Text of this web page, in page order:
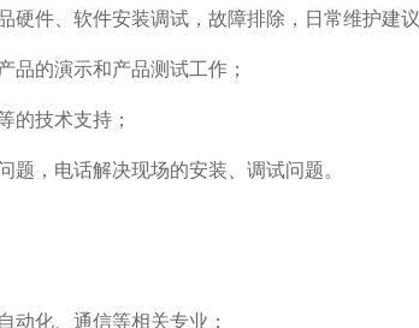
硬件、软件安装调试，故障排除，日常维护建议
品的演示和产品测试工作；
的技术支持；
题，电话解决现场的安装、调试问题。
动化、通信等相关专业；